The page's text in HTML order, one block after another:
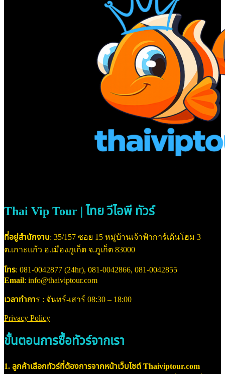
Thai Vip Tour | ไทย วีไอพี ทัวร์
ที่อยู่สำนักงาน: 35/157 ซอย 15 หมู่บ้านเจ้าฟ้าการ์เด้นโฮม 3
ต.เกาะแก้ว อ.เมืองภูเก็ต จ.ภูเก็ต 83000
โทร: 081-0042877 (24hr), 081-0042866, 081-0042855
Email: info@thaiviptour.com
เวลาทำการ : จันทร์-เสาร์ 08:30 – 18:00
Privacy Policy
ขั้นตอนการซื้อทัวร์จากเรา
1. ลูกค้าเลือกทัวร์ที่ต้องการจากหน้าเว็บไซต์ Thaiviptour.com